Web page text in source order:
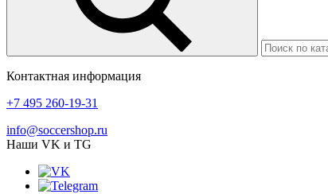
Контактная информация
+7 495 260-19-31
info@soccershop.ru
Наши VK и TG